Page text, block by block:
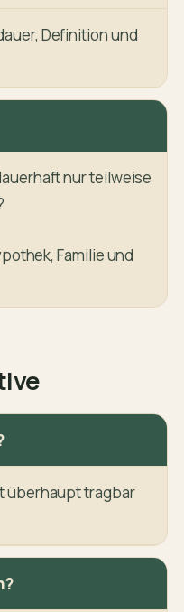
Definition und
nur teilweise
Familie und
überhaupt tragbar